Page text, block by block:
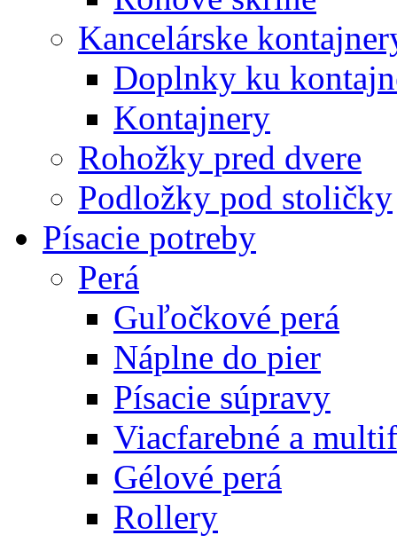
Kancelárske
Doplnky ku
Kontajnery
Rohožky pred dvere
Podložky pod stoličky
Písacie potreby
Perá
Guľočkové perá
Náplne do pier
Písacie súpravy
Viacfarebné a
Gélové perá
Rollery